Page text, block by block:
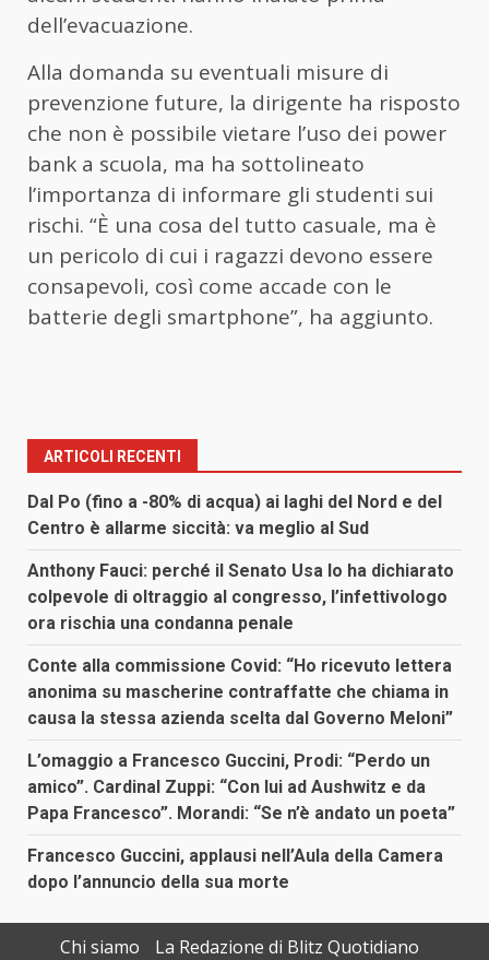
dell’evacuazione.
Alla domanda su eventuali misure di
prevenzione future, la dirigente ha risposto
che non è possibile vietare l’uso dei power
bank a scuola, ma ha sottolineato
l’importanza di informare gli studenti sui
rischi. “È una cosa del tutto casuale, ma è
un pericolo di cui i ragazzi devono essere
consapevoli, così come accade con le
batterie degli smartphone”, ha aggiunto.
ARTICOLI RECENTI
Dal Po (fino a -80% di acqua) ai laghi del Nord e del
Centro è allarme siccità: va meglio al Sud
Anthony Fauci: perché il Senato Usa lo ha dichiarato
colpevole di oltraggio al congresso, l’infettivologo
ora rischia una condanna penale
Conte alla commissione Covid: “Ho ricevuto lettera
anonima su mascherine contraffatte che chiama in
causa la stessa azienda scelta dal Governo Meloni”
L’omaggio a Francesco Guccini, Prodi: “Perdo un
amico”. Cardinal Zuppi: “Con lui ad Aushwitz e da
Papa Francesco”. Morandi: “Se n’è andato un poeta”
Francesco Guccini, applausi nell’Aula della Camera
dopo l’annuncio della sua morte
Chi siamo La Redazione di Blitz Quotidiano